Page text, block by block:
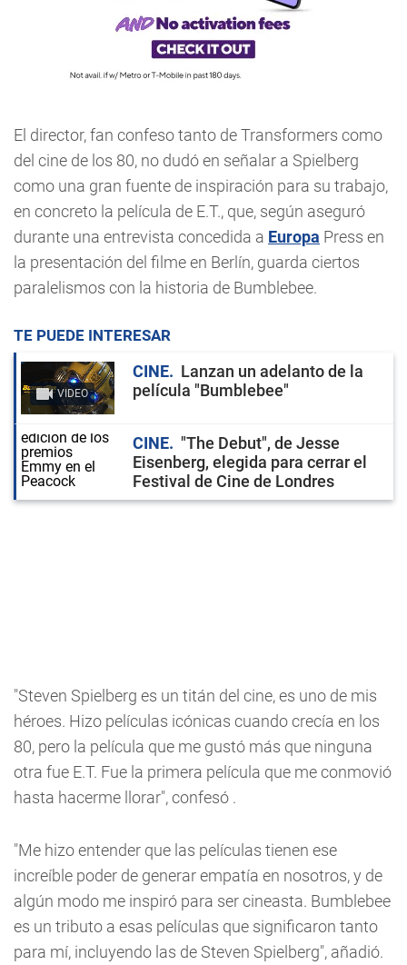
El director, fan confeso tanto de Transformers como
del cine de los 80, no dudó en señalar a Spielberg
como una gran fuente de inspiración para su trabajo,
en concreto la película de E.T., que, según aseguró
durante una entrevista concedida a Europa Press en
la presentación del filme en Berlín, guarda ciertos
paralelismos con la historia de Bumblebee.
TE PUEDE INTERESAR
VIDEO
CINE
Lanzan un adelanto de la
película "Bumblebee"
CINE
"The Debut", de Jesse
Eisenberg, elegida para cerrar el
Festival de Cine de Londres
"Steven Spielberg es un titán del cine, es uno de mis
héroes. Hizo películas icónicas cuando crecía en los
80, pero la película que me gustó más que ninguna
otra fue E.T. Fue la primera película que me conmovió
hasta hacerme llorar", confesó .
"Me hizo entender que las películas tienen ese
increíble poder de generar empatía en nosotros, y de
algún modo me inspiró para ser cineasta. Bumblebee
es un tributo a esas películas que significaron tanto
para mí, incluyendo las de Steven Spielberg", añadió.